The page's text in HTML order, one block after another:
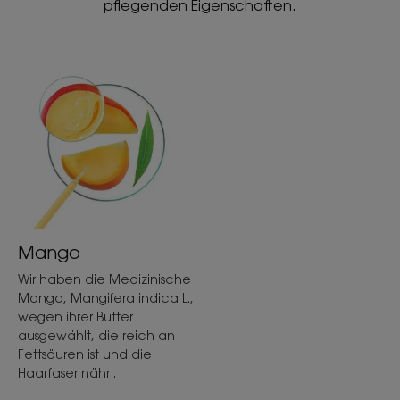
pflegenden Eigenschaften.
Mango
Wir haben die Medizinische
Mango, Mangifera indica L.,
wegen ihrer Butter
ausgewählt, die reich an
Fettsäuren ist und die
Haarfaser nährt.